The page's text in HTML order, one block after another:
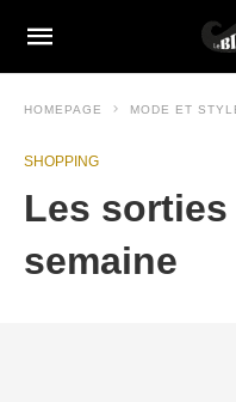
HOMEPAGE MODE ET
SHOPPING
Les
semaine